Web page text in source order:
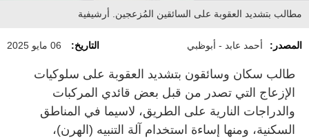
مطالب بتشديد العقوبة على السائقين المُزعجين. أرشيفية
المصدر: أحمد عابد - أبوظبي التاريخ: 06 مايو 2025
طالب سكان وسائقون بتشديد العقوبة على سلوكيات
الإزعاج التي تصدر من قبل بعض قائدي المركبات
والدراجات النارية على الطريق، لاسيما في المناطق
السكنية، ومنها إساءة استخدام آلة التنبيه (الهرن)،